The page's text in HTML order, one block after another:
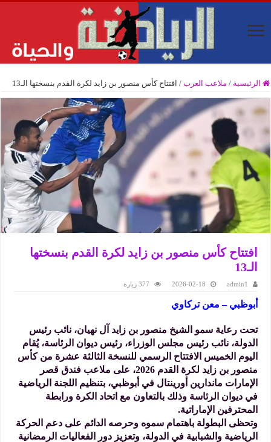
الرئيسية / ملاعب العرب / افتتاح كأس منصور بن زايد لكرة القدم بنسختها الـ13
افتتاح كأس منصور بن زايد لكرة القدم بنسختها
الـ13
admin1
2026-02-18 377 زيارة
أبوظبي – معن تركاوي
تحت رعاية سمو الشيخ منصور بن زايد آل نهيان، نائب رئيس
الدولة، نائب رئيس مجلس الوزراء، رئيس ديوان الرئاسة، يُقام
اليوم الخميس الافتتاح الرسمي للنسخة الثالثة عشرة من كأس
منصور بن زايد لكرة القدم 2026، على ملاعب فندق قصر
الإمارات ماندارين أورينتال في أبوظبي، بتنظيم اللجنة الرياضية
في ديوان الرئاسة وذلك بالتعاون مع اتحاد الكرة ورابطة
المحترفين الإماراتية.
وتحظى البطولة باهتمام سموه وحرصه الدائم على دعم الحركة
الرياضية والشبابية في الدولة، وتعزيز دور الفعاليات الرمضانية